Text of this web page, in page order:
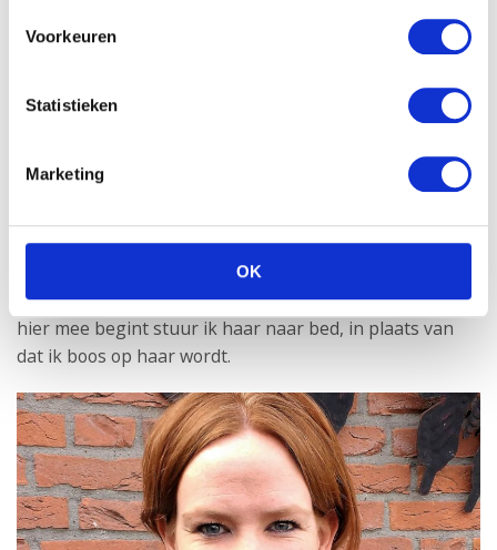
Voorkeuren
Statistieken
Marketing
OK
Mijn eigen dochter ging altijd op de bank liggen
volwassen in het openbaar zou doen, dan zullen heel
afvragen waar je mee bezig bent. Dus ik was ook streng
voor mijn dochter en heb regelmatig tegen haar gezegd
nu weet ik, dit is voor haar de manier om aan te geven
dat ze moe is. Dit werkt voor haar heel geruststellend.
Nu ik dit weet is het zo ontzettend makkelijk. Zodra ze
hier mee begint stuur ik haar naar bed, in plaats van
dat ik boos op haar wordt.